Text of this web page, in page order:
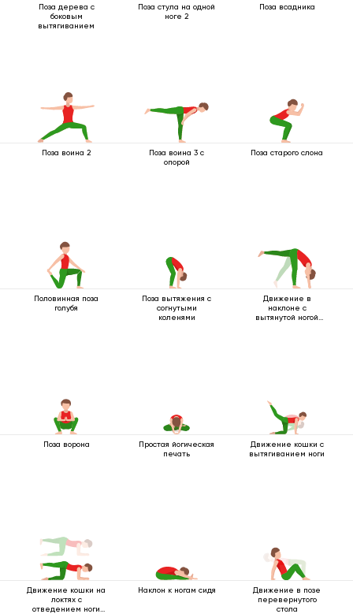
Поза дерева с
боковым
вытягиванием
Поза стула на одной
ноге 2
Поза всадника
Поза воина 2
Поза воина 3 с
опорой
Поза старого слона
Половинная поза
голубя
Поза вытяжения с
согнутыми
коленями
Движение в
наклоне с
вытянутой ногой
Поза ворона
Простая йогическая
печать
Движение кошки с
вытягиванием ноги
Движение кошки на
локтях с
отведением ноги
Наклон к ногам сидя
Движение в позе
перевернутого
стола